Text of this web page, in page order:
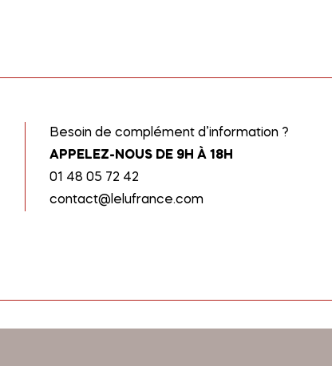
Besoin de complément d’information ?
APPELEZ-NOUS DE 9H À 18H
01 48 05 72 42
contact@lelufrance.com